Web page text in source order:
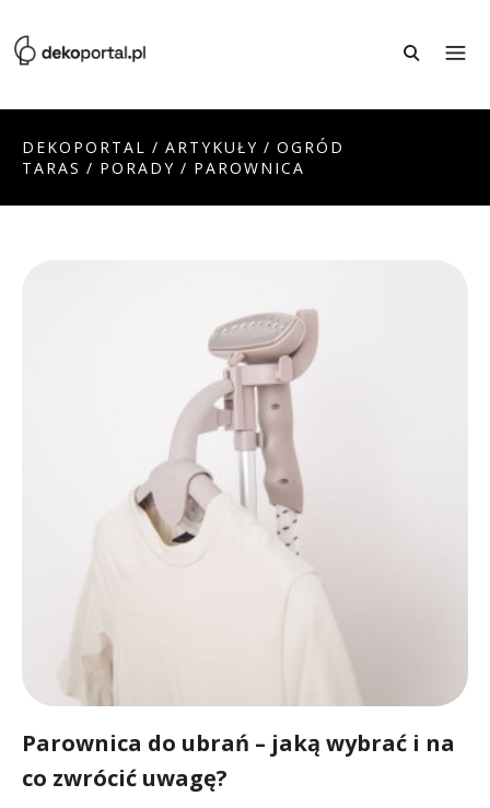
DEKOPORTAL / ARTYKUŁY / OGRÓD
TARAS / PORADY / PAROWNICA
Parownica do ubrań – jaką wybrać i na
co zwrócić uwagę?